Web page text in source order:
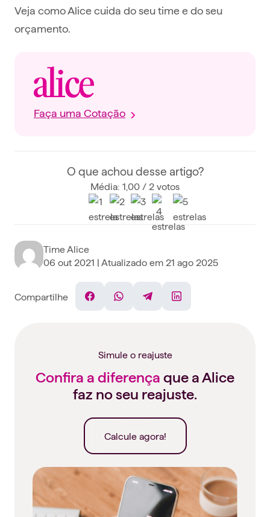
Veja como Alice cuida do seu time e do seu
orçamento.
Faça uma Cotação
O que achou desse artigo?
Média: 1,00 / 2 votos
Time Alice
06 out 2021 | Atualizado em 21 ago 2025
Compartilhe
FacebookWhatsAppTelegramLinkedin
Simule o reajuste
Confira a diferença que a Alice
faz no seu reajuste.
Calcule agora!